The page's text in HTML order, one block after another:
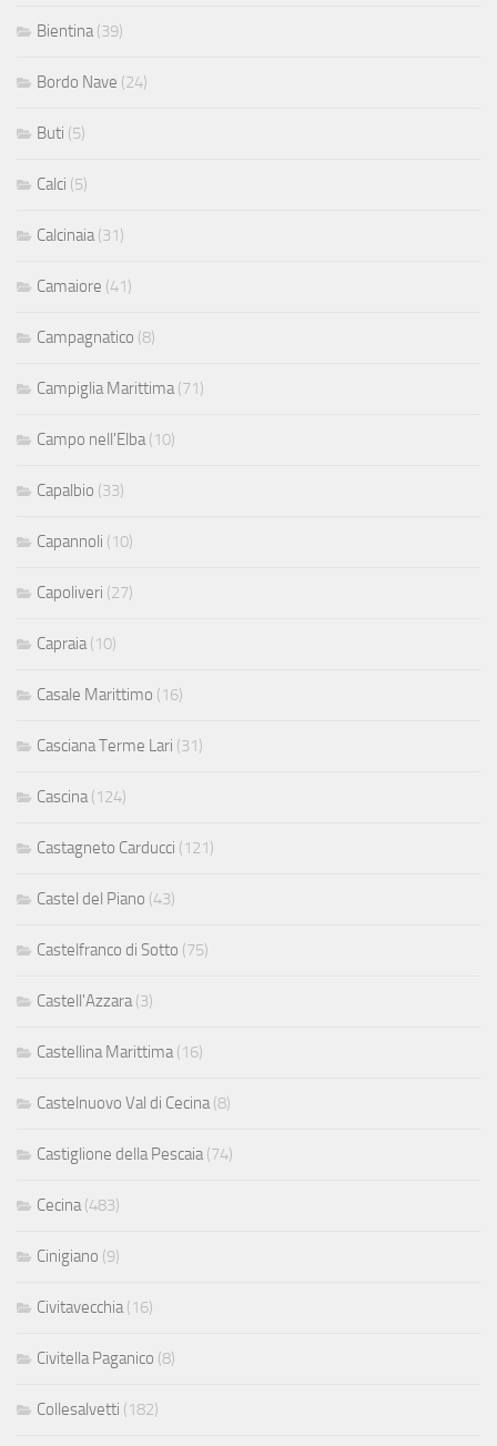
Bientina (39)
Bordo Nave (24)
Buti (5)
Calci (5)
Calcinaia (31)
Camaiore (41)
Campagnatico (8)
Campiglia Marittima (71)
Campo nell'Elba (10)
Capalbio (33)
Capannoli (10)
Capoliveri (27)
Capraia (10)
Casale Marittimo (16)
Casciana Terme Lari (31)
Cascina (124)
Castagneto Carducci (121)
Castel del Piano (43)
Castelfranco di Sotto (75)
Castell'Azzara (3)
Castellina Marittima (16)
Castelnuovo Val di Cecina (8)
Castiglione della Pescaia (74)
Cecina (483)
Cinigiano (9)
Civitavecchia (16)
Civitella Paganico (8)
Collesalvetti (182)